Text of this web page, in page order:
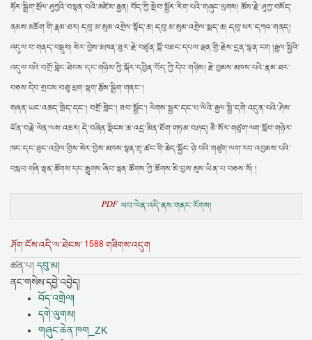
ཧོར་སྒྲིག་སྲོལ་ཤཱཀྱའི་བསྟན་པའི་མཛེས་རྒྱན། བོད་ཀྱི་སྡེབ་སྦྱོར་རིག་པའི་གཞུང་ལུགས། ཆོས་རྗེ་ཤཱཀྱ་བསོད་
ནམས་མཆོག་གི་རྣམ་ཐར། དབུ་མ་སུམ་འགྲེལ་སྟོད་ཆ། དབུ་མ་སུམ་འགྲེལ་སྨད་ཆ། དབུ་ཕར་དཀའ་གནད།
འདུལ་བ་གནད་བསྡུས། སེར་བྱེས་མཁན་ཟུར་རྗེ་བཙུན་བློ་བཟང་དཔལ་ལྡན་གྱི་རྗེས་དྲན་སྙན་ངག །རྒྱལ་སྤྱིའི་
འདུལ་བའི་བགྲོ་གླེང་ཐེངས་དང་གཉིས་ཀྱི་སྐོར་དབྱིན་བོད་ཀྱི་དེབ་གཉིས། རྗེ་བྱམས་མཁས་པའི་རྣམ་ཐར་
བཅས་དེབ་གྲངས་བཅུ་ཕྲག་ལྷག་རྩོམ་སྒྲིག་གནང་།
གཞན་ཡང་འཆད་ཁྲིད་དང་། བགྲོ་གླེང་། ཟབ་སྦྱོང་། ལེགས་སྦྱར་དང་པ་ལིའི་རྒྱལ་སྤྱི་དགེ་འདུན་པའི་ཤེས་
ཡོན་བརྗེ་ལེན་ལས་འཆར། དེ་བཞིན་སྡིངས་ཆ་འདྲ་མིན་ཐོག་གཏམ་བཤད། མཻ་སོར་གཙུག་ལག་སློབ་གཉེར་
ཁང་དང་ཟུང་འབྲེལ་གྱིས་སེར་བྱེས་མཁས་སྙན་གྲྭ་ཚང་གི་ཆེད་སྦྱོང་ཉེ་བའི་གཙུག་ལག་རབ་འབྱམས་པའི་
བསླབ་གཞི་ལྷན་ཚོགས་དང་རྒྱུགས་ཞིབ་ལྷན་ཚོགས་ཀྱི་ཚོགས་མི་བྱས་མུས་ཡིན་པ་བཅས་སོ། །
PDF ཕབ་ལེན་འདི་ནས་གནང་རོགས།
ཤོག་ངོས་འདི་ལ་ཐེངས་ 1588 གཟིགས་འདུག
ཚན་པ། དབུ་མ།
ནང་གསེས་དབྱེ་འབྱེད།
བོད་འགྲེལ།
དགེ་ལུགས།
གཞུང་ཆེན་ཁག_ZK